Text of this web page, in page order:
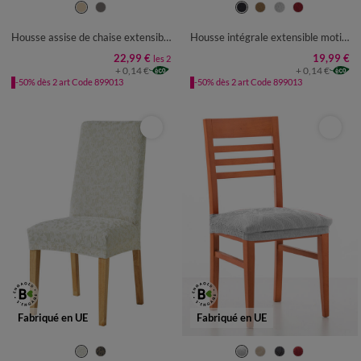
Housse assise de chaise extensible jacquard chiné
22,99 € les 2
+ 0,14 €
-50% dès 2 art Code 899013
Housse intégrale extensible motif jacquard "serpentins" spéciale chaise
19,99 €
+ 0,14 €
-50% dès 2 art Code 899013
Fabriqué en UE Fabriqué en UE